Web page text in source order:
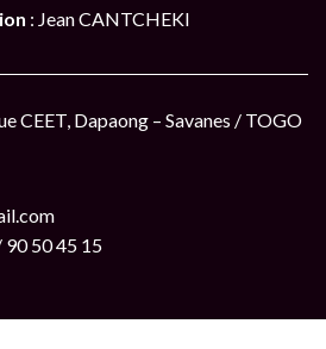
: Jean CANTCHEKI
CEET, Dapaong – Savanes / TOGO
90 50 45 15